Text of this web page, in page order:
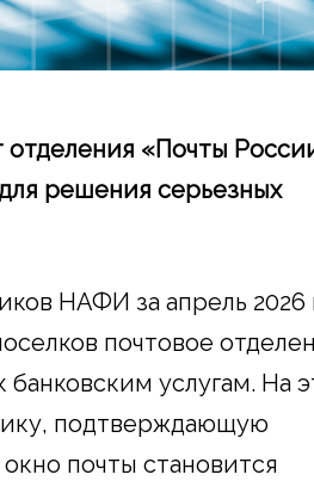
отделения «Почты
решения серьезных
НАФИ за апрель 2026
почтовое
услугам. На
подтверждающую
почты становится